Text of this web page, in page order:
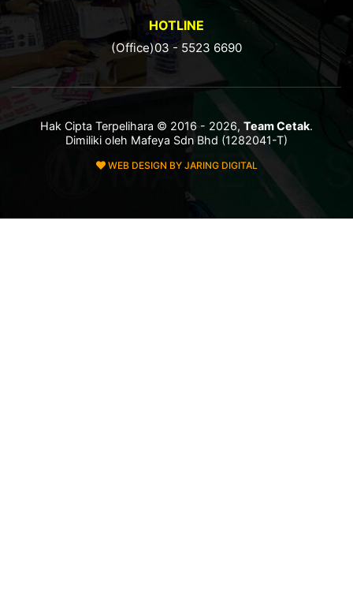
HOTLINE
(Office)03 - 5523 6690
Hak Cipta Terpelihara © 2016 - 2026, Team Cetak.
Dimiliki oleh Mafeya Sdn Bhd (1282041-T)
WEB DESIGN BY JARING DIGITAL